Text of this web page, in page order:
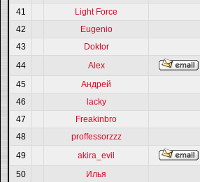
41
Light Force
42
Eugenio
43
Doktor
44
Alex
45
Андрей
46
lacky
47
Freakinbro
48
proffessorzzz
49
akira_evil
50
Илья